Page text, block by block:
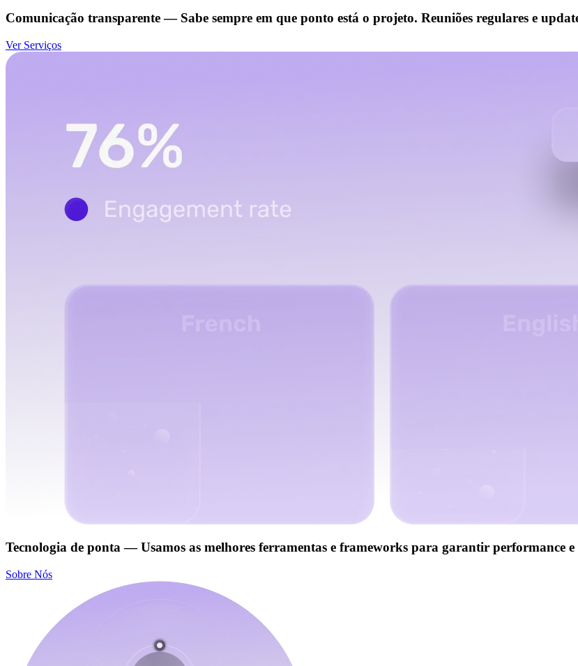
Comunicação transparente — Sabe sempre em que ponto está o projeto. Reuniões regulares e
Ver Serviços
Tecnologia de ponta — Usamos as melhores ferramentas e frameworks para garantir performance
Sobre Nós